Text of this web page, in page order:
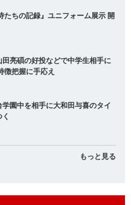
たちの記録』ユニフォーム展示 開
亮碩の好投などで中学生相手に
徴把握に手応え
園中を相手に大和田与喜のタイ
もっと見る